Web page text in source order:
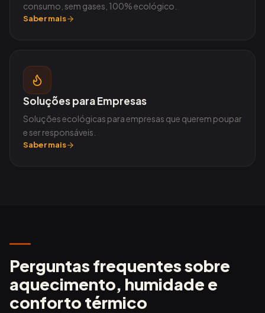
consumo, sem gases, 100% ecológico.
Saber mais
Soluções para Empresas
Soluções ecológicas para empresas que querem poupar
e ser responsáveis.
Saber mais
Perguntas frequentes sobre
aquecimento, humidade e
conforto térmico